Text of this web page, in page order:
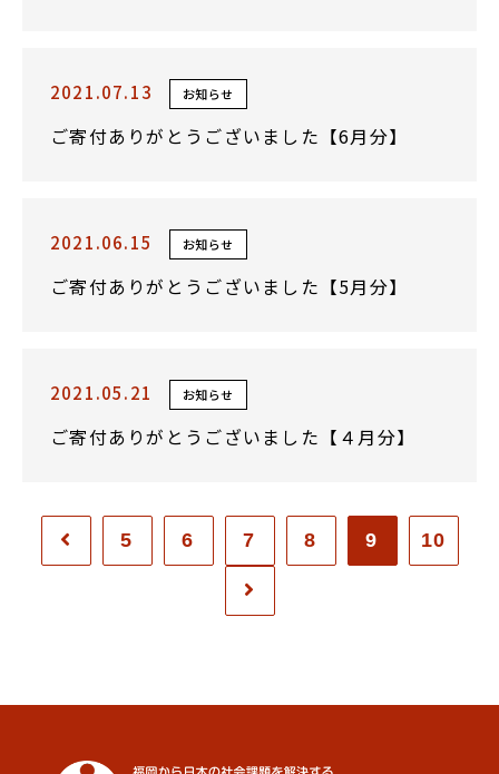
2021.07.13 お知らせ
ご寄付ありがとうございました【6月分】
2021.06.15 お知らせ
ご寄付ありがとうございました【5月分】
2021.05.21 お知らせ
ご寄付ありがとうございました【４月分】
5 6 7 8 9 10